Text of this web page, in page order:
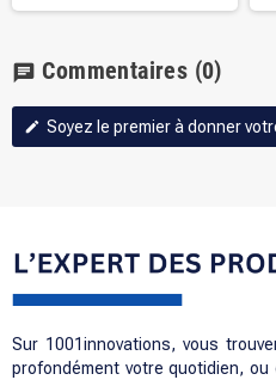
chat Commentaires (0)
edit Soyez le premier à donner
Sur 1001innovations, vous
profondément votre quotidien,